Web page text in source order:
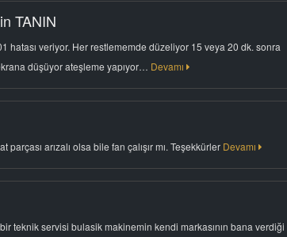
TANIN
hatası veriyor. Her restlememde düzeliyor 15 veya 20 dk. sonra
düşüyor ateşleme yapıyor… Devamı
parçası arızalı olsa bile fan çalışır mı. Teşekkürler Devamı
teknik servisi bulasik makinemin kendi markasının bana verdiği